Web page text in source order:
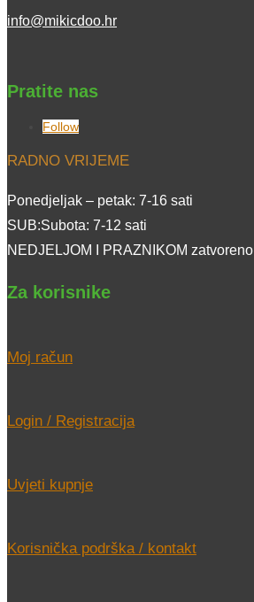
info@mikicdoo.hr
Pratite nas
Follow
RADNO VRIJEME
Ponedjeljak – petak: 7-16 sati
SUB:Subota: 7-12 sati
NEDJELJOM I PRAZNIKOM zatvoreno
Za korisnike
Moj račun
Login / Registracija
Uvjeti kupnje
Korisnička podrška / kontakt